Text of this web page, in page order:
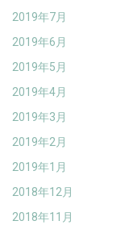
2019年7月
2019年6月
2019年5月
2019年4月
2019年3月
2019年2月
2019年1月
2018年12月
2018年11月